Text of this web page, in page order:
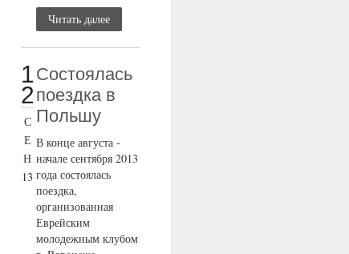
Читать далее
1
2
С
Е
Н
13
Состоялась
поездка в
Польшу
В конце августа -
начале сентября 2013
года состоялась
поездка,
организованная
Еврейским
молодежным клубом